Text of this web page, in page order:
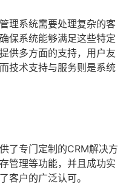
理系统需要处理复杂的客
保系统能够满足这些特定
供多方面的支持，用户友
技术支持与服务则是系统
了专门定制的CRM解决方
管理等功能，并且成功实
客户的广泛认可。